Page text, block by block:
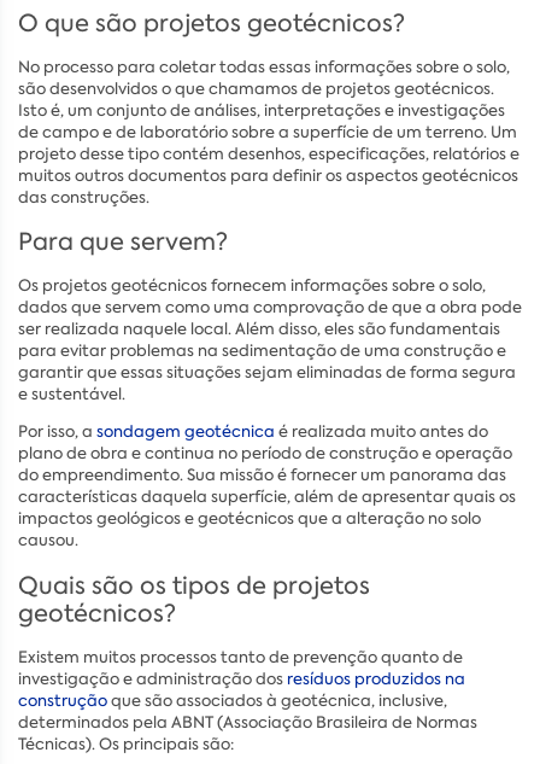
O que são projetos geotécnicos?
No processo para coletar todas essas informações sobre o solo,
são desenvolvidos o que chamamos de projetos geotécnicos.
Isto é, um conjunto de análises, interpretações e investigações
de campo e de laboratório sobre a superfície de um terreno. Um
projeto desse tipo contém desenhos, especificações, relatórios e
muitos outros documentos para definir os aspectos geotécnicos
das construções.
Para que servem?
Os projetos geotécnicos fornecem informações sobre o solo,
dados que servem como uma comprovação de que a obra pode
ser realizada naquele local. Além disso, eles são fundamentais
para evitar problemas na sedimentação de uma construção e
garantir que essas situações sejam eliminadas de forma segura
e sustentável.
Por isso, a sondagem geotécnica é realizada muito antes do
plano de obra e continua no período de construção e operação
do empreendimento. Sua missão é fornecer um panorama das
características daquela superfície, além de apresentar quais os
impactos geológicos e geotécnicos que a alteração no solo
causou.
Quais são os tipos de projetos
geotécnicos?
Existem muitos processos tanto de prevenção quanto de
investigação e administração dos resíduos produzidos na
construçãoque são associados à geotécnica, inclusive,
determinados pela ABNT (Associação Brasileira de Normas
Técnicas). Os principais são: